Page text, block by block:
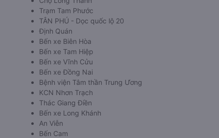
Trạm Tam Phước
TÂN PHÚ - Dọc quốc lộ 20
Định Quán
Bến xe Biên Hòa
Bến xe Tam Hiệp
Bến xe Vĩnh Cửu
Bến xe Đồng Nai
Bệnh viện Tâm thần Trung Ương
KCN Nhơn Trạch
Thác Giang Điền
Bến xe Long Khánh
An Viễn
Bến Cam